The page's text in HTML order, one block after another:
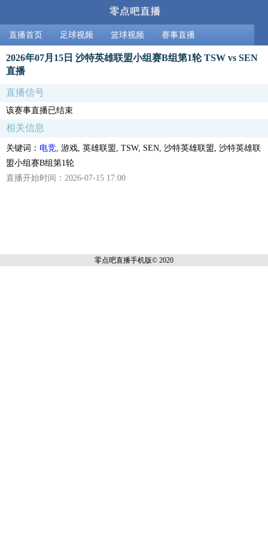
直播首页 足球视频 篮球视频 赛事直播
2026年07月15日 沙特英雄联盟小组赛B组第1轮 TSW vs SEN
直播
直播信号
该赛事直播已结束
相关信息
关键词： 电竞 , 游戏, 英雄联盟, TSW, SEN, 沙特英雄联盟, 沙特英雄联
盟小组赛B组第1轮
直播开始时间：2026-07-15 17:00
零点吧直播手机版© 2020